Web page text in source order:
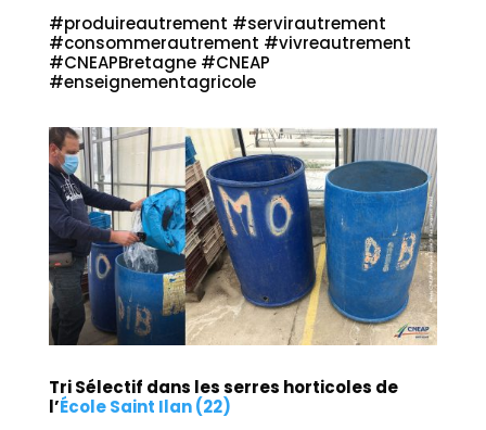
#produireautrement #servirautrement
#consommerautrement #vivreautrement
#CNEAPBretagne #CNEAP
#enseignementagricole
Tri Sélectif dans les serres horticoles de
l’École Saint Ilan (22)